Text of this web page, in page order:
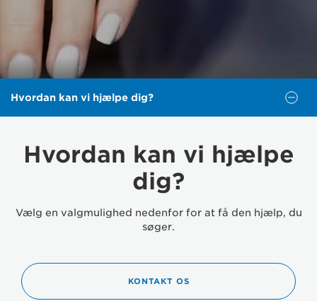
Hvordan kan vi hjælpe dig?
Hvordan kan vi hjælpe
dig?
Vælg en valgmulighed nedenfor for at få den hjælp, du
søger.
KONTAKT OS